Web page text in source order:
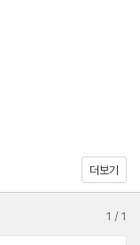
학 · 해부학 · 생리
관한 고민을 토대로,
기 작품이라고는 믿
되는 기본개념, 가령
의 복잡한 과학적 이
괴물 이야기를 어떻게
인간 내부의 무의식이
관점, 인간의 비극적
더보기
1 /1